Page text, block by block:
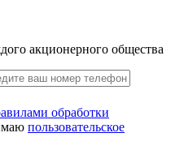
акционерного общества
обработки
пользовательское